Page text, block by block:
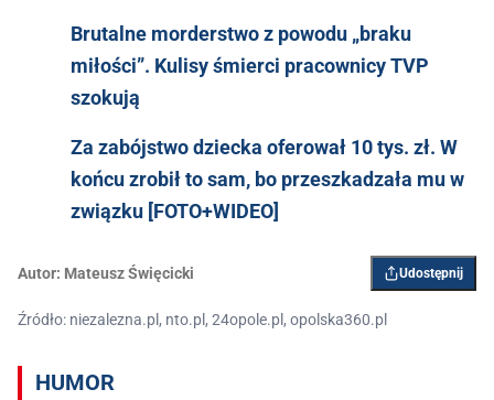
Brutalne morderstwo z powodu „braku
miłości”. Kulisy śmierci pracownicy TVP
szokują
Za zabójstwo dziecka oferował 10 tys. zł. W
końcu zrobił to sam, bo przeszkadzała mu w
związku [FOTO+WIDEO]
Autor: Mateusz Święcicki Udostępnij
Źródło: niezalezna.pl, nto.pl, 24opole.pl, opolska360.pl
HUMOR